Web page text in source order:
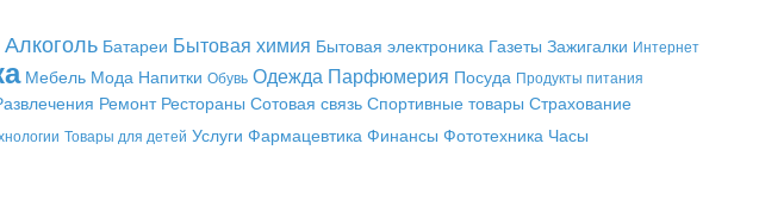
Алкоголь Батареи Бытовая химия Бытовая электроника Газеты Зажигалки Интернет
Мебель Мода Напитки Обувь Одежда Парфюмерия Посуда Продукты питания
Ремонт Рестораны Сотовая связь Спортивные товары Страхование
Товары для детей Услуги Фармацевтика Финансы Фототехника Часы